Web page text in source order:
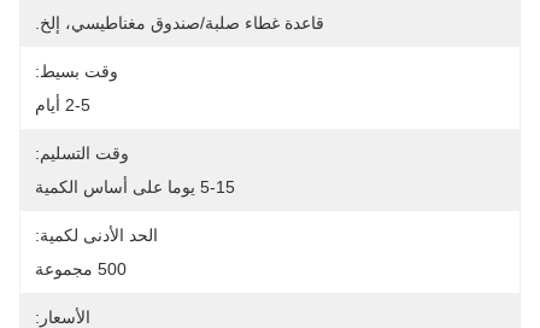
قاعدة غطاء صلبة/صندوق مغناطيسي، إلخ.
وقت بسيط:
2-5 أيام
وقت التسليم:
5-15 يوما على أساس الكمية
الحد الأدنى لكمية:
500 مجموعة
الأسعار: